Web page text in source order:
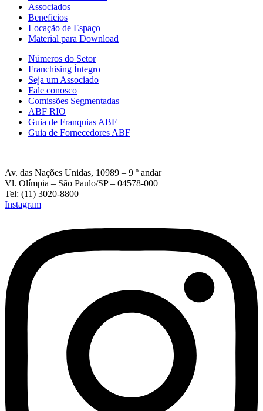
Associados
Beneficios
Locação de Espaço
Material para Download
Números do Setor
Franchising Íntegro
Seja um Associado
Fale conosco
Comissões Segmentadas
ABF RIO
Guia de Franquias ABF
Guia de Fornecedores ABF
Av. das Nações Unidas, 10989 – 9 º andar
Vl. Olímpia – São Paulo/SP – 04578-000
Tel: (11) 3020-8800
Instagram